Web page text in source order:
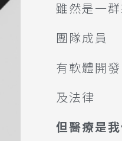
雖然是一
團隊成員
有軟體開
及法律
但醫療是